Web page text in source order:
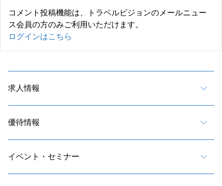
コメント投稿機能は、トラベルビジョンのメールニュー
ス会員の方のみご利用いただけます。
ログインはこちら
求人情報
優待情報
イベント・セミナー